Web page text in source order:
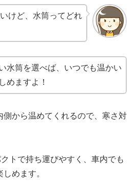
けど、水筒ってどれ
水筒を選べば、いつでも温かい
めますよ！
側から温めてくれるので、寒さ対
トで持ち運びやすく、車内でも
めます。